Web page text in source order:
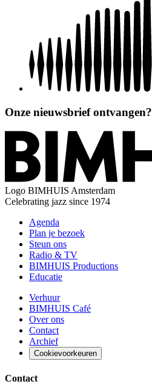
Onze nieuwsbrief ontvangen?
Logo BIMHUIS Amsterdam
Celebrating jazz since 1974
Agenda
Plan je bezoek
Steun ons
Radio & TV
BIMHUIS Productions
Educatie
Verhuur
BIMHUIS Café
Over ons
Contact
Archief
Cookievoorkeuren
Contact